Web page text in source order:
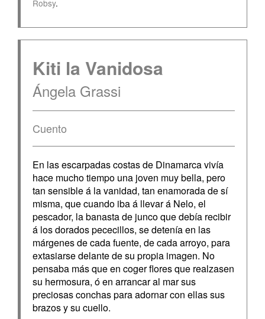
Robsy.
Kiti la Vanidosa
Ángela Grassi
Cuento
En las escarpadas costas de Dinamarca vivía
hace mucho tiempo una joven muy bella, pero
tan sensible á la vanidad, tan enamorada de sí
misma, que cuando iba á llevar á Nelo, el
pescador, la banasta de junco que debía recibir
á los dorados pececillos, se detenía en las
márgenes de cada fuente, de cada arroyo, para
extasiarse delante de su propia imagen. No
pensaba más que en coger flores que realzasen
su hermosura, ó en arrancar al mar sus
preciosas conchas para adornar con ellas sus
brazos y su cuello.